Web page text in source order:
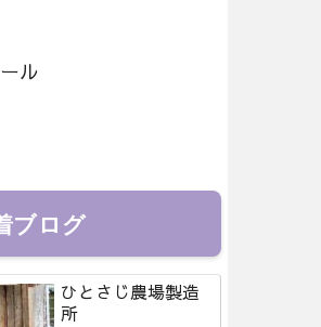
ル
ブログ
ひとさじ農場製造
所